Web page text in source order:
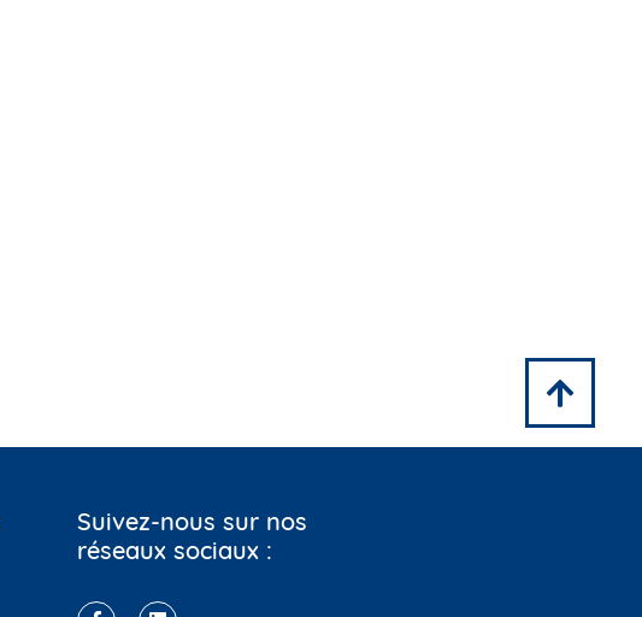
Suivez-nous sur nos
réseaux sociaux :